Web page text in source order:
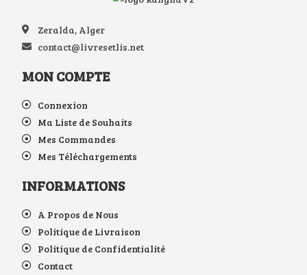
Zeralda, Alger
contact@livresetlis.net
MON COMPTE
Connexion
Ma Liste de Souhaits
Mes Commandes
Mes Téléchargements
INFORMATIONS
A Propos de Nous
Politique de Livraison
Politique de Confidentialité
Contact